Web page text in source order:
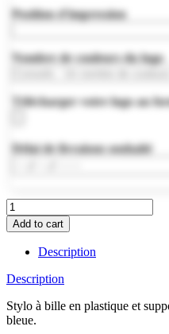
Position d'impression
Nombre de couleurs du logo
Télécharger votre logo au
Délai de livraison souhaité
MO7812-
06
quantity
Add to cart
Description
Description
Stylo à bille en plastique et
bleue.